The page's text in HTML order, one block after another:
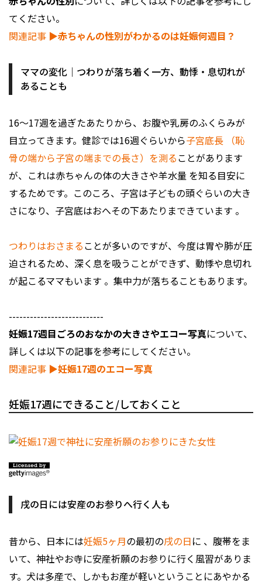
てください。
関連記事 ▶︎赤ちゃんの性別がわかるのは妊娠何週目？
ママの変化｜つわりが落ち着く一方、動悸・息切れが
あることも
16～17週を過ぎたあたりから、お腹や乳房のふくらみが
目立ってきます。健診では16週ぐらいから子宮底長 （恥
骨の端から子宮の端までの長さ）を測ることがあります
が、これは赤ちゃんの体の大きさや羊水量 を知る目安に
するためです。このころ、子宮は子どもの頭ぐらいの大き
さになり、子宮底はおへその下あたりまできています 。
つわりはおさまることが多いのですが、今度は胃や肺が圧
迫されるため、深く息を吸うことができず、動悸や息切れ
が起こるママもいます 。集中力が落ちることもあります。
---------------------------
妊娠17週目ごろのおなかの大きさやエコー写真について、
詳しくは以下の記事を参考にしてください。
関連記事 ▶︎妊娠17週のエコー写真
妊娠17週にできること/しておくこと
戌の日には安産のお参りへ行く人も
昔から、日本には妊娠5ヶ月の最初の戌の日に 、腹帯をま
いて、神社やお寺に安産祈願のお参りに行く風習がありま
す。犬は多産で、しかもお産が軽いということにあやかる